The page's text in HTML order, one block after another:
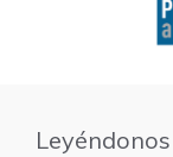
Leyéndonos